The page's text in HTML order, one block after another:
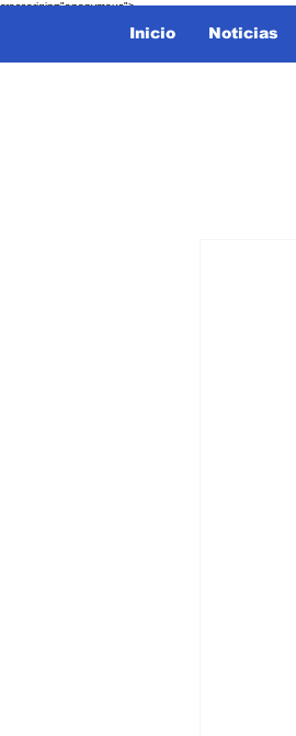
crossorigin="anonymous">
Inicio Noticias